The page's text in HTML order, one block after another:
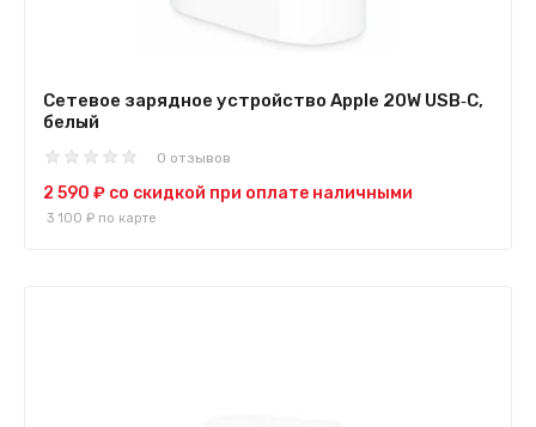
Сетевое зарядное устройство Apple 20W USB‑C,
белый
0 отзывов
2 590 ₽ со скидкой при оплате наличными
3 100 ₽ по карте